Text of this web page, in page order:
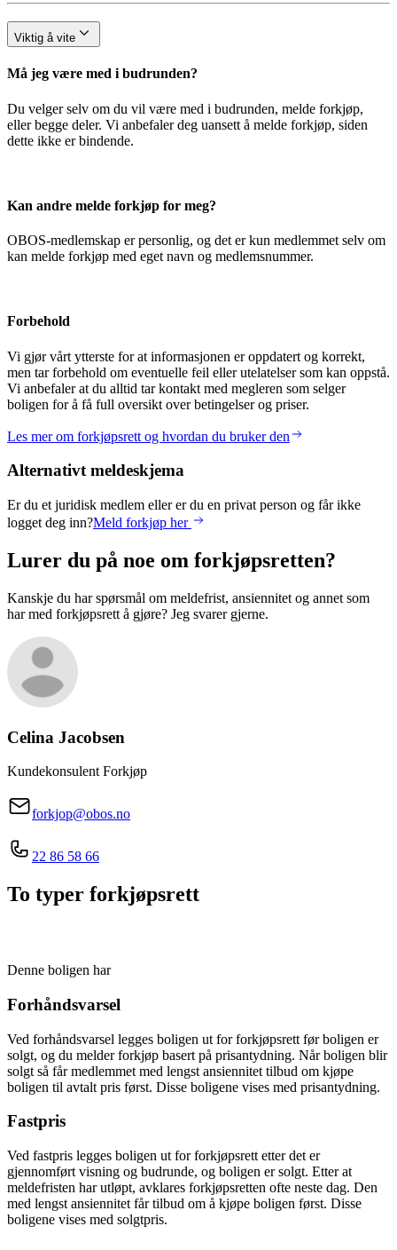
Viktig å vite
Må jeg være med i budrunden?
Du velger selv om du vil være med i budrunden, melde forkjøp,
eller begge deler. Vi anbefaler deg uansett å melde forkjøp, siden
dette ikke er bindende.
Kan andre melde forkjøp for meg?
OBOS-medlemskap er personlig, og det er kun medlemmet selv om
kan melde forkjøp med eget navn og medlemsnummer.
Forbehold
Vi gjør vårt ytterste for at informasjonen er oppdatert og korrekt,
men tar forbehold om eventuelle feil eller utelatelser som kan oppstå.
Vi anbefaler at du alltid tar kontakt med megleren som selger
boligen for å få full oversikt over betingelser og priser.
Les mer om forkjøpsrett og hvordan du bruker den
Alternativt meldeskjema
Er du et juridisk medlem eller er du en privat person og får ikke
logget deg inn?Meld forkjøp her
Lurer du på noe om forkjøpsretten?
Kanskje du har spørsmål om meldefrist, ansiennitet og annet som
har med forkjøpsrett å gjøre? Jeg svarer gjerne.
Celina Jacobsen
Kundekonsulent Forkjøp
forkjop@obos.no
22 86 58 66
To typer forkjøpsrett
Denne boligen har
Forhåndsvarsel
Ved forhåndsvarsel legges boligen ut for forkjøpsrett før boligen er
solgt, og du melder forkjøp basert på prisantydning. Når boligen blir
solgt så får medlemmet med lengst ansiennitet tilbud om kjøpe
boligen til avtalt pris først. Disse boligene vises med prisantydning.
Fastpris
Ved fastpris legges boligen ut for forkjøpsrett etter det er
gjennomført visning og budrunde, og boligen er solgt. Etter at
meldefristen har utløpt, avklares forkjøpsretten ofte neste dag. Den
med lengst ansiennitet får tilbud om å kjøpe boligen først. Disse
boligene vises med solgtpris.